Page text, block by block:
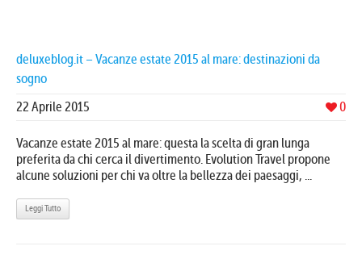
deluxeblog.it – Vacanze estate 2015 al mare: destinazioni da
sogno
0
22 Aprile 2015
Vacanze estate 2015 al mare: questa la scelta di gran lunga
preferita da chi cerca il divertimento. Evolution Travel propone
alcune soluzioni per chi va oltre la bellezza dei paesaggi, ...
Leggi Tutto